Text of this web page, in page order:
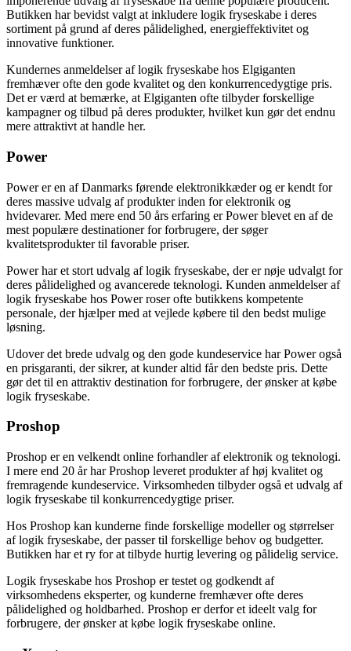
Butikken har bevidst valgt at inkludere logik fryseskabe i deres
sortiment på grund af deres pålidelighed, energieffektivitet og
innovative funktioner.
Kundernes anmeldelser af logik fryseskabe hos Elgiganten
fremhæver ofte den gode kvalitet og den konkurrencedygtige pris.
Det er værd at bemærke, at Elgiganten ofte tilbyder forskellige
kampagner og tilbud på deres produkter, hvilket kun gør det endnu
mere attraktivt at handle her.
Power
Power er en af Danmarks førende elektronikkæder og er kendt for
deres massive udvalg af produkter inden for elektronik og
hvidevarer. Med mere end 50 års erfaring er Power blevet en af de
mest populære destinationer for forbrugere, der søger
kvalitetsprodukter til favorable priser.
Power har et stort udvalg af logik fryseskabe, der er nøje udvalgt for
deres pålidelighed og avancerede teknologi. Kunden anmeldelser af
logik fryseskabe hos Power roser ofte butikkens kompetente
personale, der hjælper med at vejlede købere til den bedst mulige
løsning.
Udover det brede udvalg og den gode kundeservice har Power også
en prisgaranti, der sikrer, at kunder altid får den bedste pris. Dette
gør det til en attraktiv destination for forbrugere, der ønsker at købe
logik fryseskabe.
Proshop
Proshop er en velkendt online forhandler af elektronik og teknologi.
I mere end 20 år har Proshop leveret produkter af høj kvalitet og
fremragende kundeservice. Virksomheden tilbyder også et udvalg af
logik fryseskabe til konkurrencedygtige priser.
Hos Proshop kan kunderne finde forskellige modeller og størrelser
af logik fryseskabe, der passer til forskellige behov og budgetter.
Butikken har et ry for at tilbyde hurtig levering og pålidelig service.
Logik fryseskabe hos Proshop er testet og godkendt af
virksomhedens eksperter, og kunderne fremhæver ofte deres
pålidelighed og holdbarhed. Proshop er derfor et ideelt valg for
forbrugere, der ønsker at købe logik fryseskabe online.